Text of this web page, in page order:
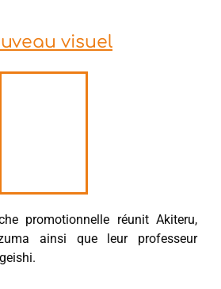
visuel
promotionnelle réunit Akiteru,
ainsi que leur professeur